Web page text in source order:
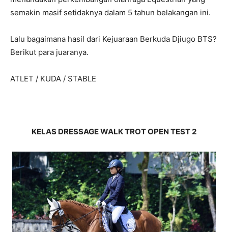
semakin masif setidaknya dalam 5 tahun belakangan ini.
Lalu bagaimana hasil dari Kejuaraan Berkuda Djiugo BTS?
Berikut para juaranya.
ATLET / KUDA / STABLE
KELAS DRESSAGE WALK TROT OPEN TEST 2